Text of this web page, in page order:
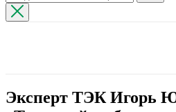
Эксперт ТЭК Игорь